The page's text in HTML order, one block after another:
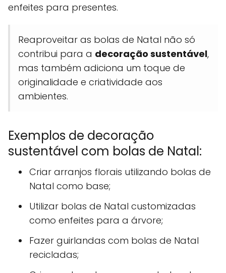
enfeites para presentes.
Reaproveitar as bolas de Natal não só
contribui para a decoração sustentável,
mas também adiciona um toque de
originalidade e criatividade aos
ambientes.
Exemplos de decoração
sustentável com bolas de Natal:
Criar arranjos florais utilizando bolas de
Natal como base;
Utilizar bolas de Natal customizadas
como enfeites para a árvore;
Fazer guirlandas com bolas de Natal
recicladas;